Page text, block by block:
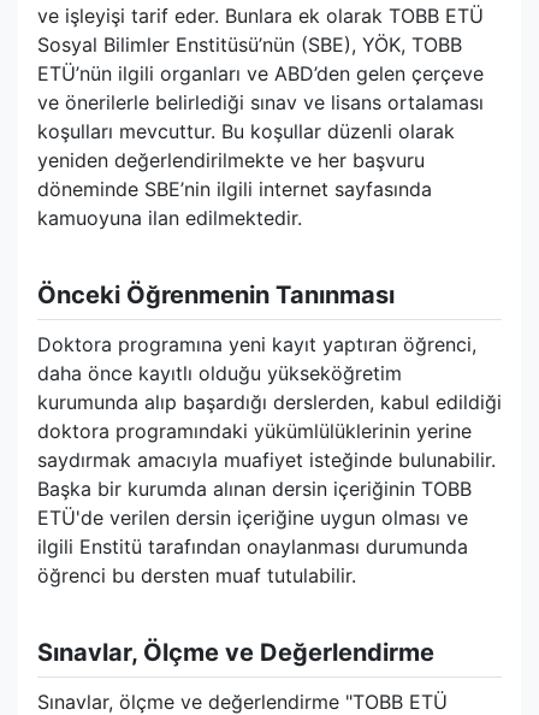
ve işleyişi tarif eder. Bunlara ek olarak TOBB ETÜ
Sosyal Bilimler Enstitüsü’nün (SBE), YÖK, TOBB
ETÜ’nün ilgili organları ve ABD’den gelen çerçeve
ve önerilerle belirlediği sınav ve lisans ortalaması
koşulları mevcuttur. Bu koşullar düzenli olarak
yeniden değerlendirilmekte ve her başvuru
döneminde SBE’nin ilgili internet sayfasında
kamuoyuna ilan edilmektedir.
Önceki Öğrenmenin Tanınması
Doktora programına yeni kayıt yaptıran öğrenci,
daha önce kayıtlı olduğu yükseköğretim
kurumunda alıp başardığı derslerden, kabul edildiği
doktora programındaki yükümlülüklerinin yerine
saydırmak amacıyla muafiyet isteğinde bulunabilir.
Başka bir kurumda alınan dersin içeriğinin TOBB
ETÜ'de verilen dersin içeriğine uygun olması ve
ilgili Enstitü tarafından onaylanması durumunda
öğrenci bu dersten muaf tutulabilir.
Sınavlar, Ölçme ve Değerlendirme
Sınavlar, ölçme ve değerlendirme "TOBB ETÜ